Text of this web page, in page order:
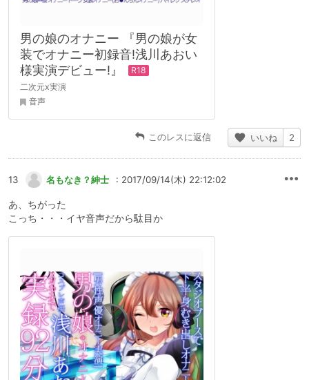
男の娘のオナニー 『男の娘が女
装でオナニー初録音!浅川あおい
様実演デビュー!』
二次元x実演
音声
このレスに返信 いいね 2
13 名もなき？紳士 : 2017/09/14(木) 22:12:02
あ、ちがった
こっち・・・イヤ音声だから駄目か